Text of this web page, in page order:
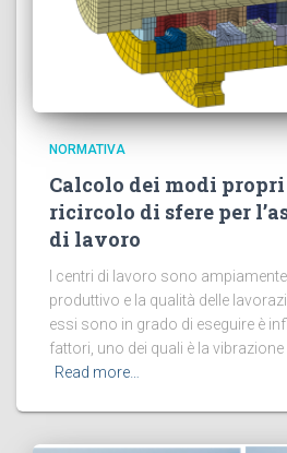
NORMATIVA
Calcolo dei modi
ricircolo di sfere per
di lavoro
I centri di lavoro sono
produttivo e la qualità delle
essi sono in grado di eseguire è
fattori, uno dei quali è la vibrazione
Read more…